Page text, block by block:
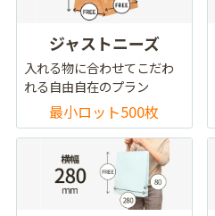
ジャストニーズ
入れる物に合わせてこだわ
れる自由自在のプラン
最小ロット500枚